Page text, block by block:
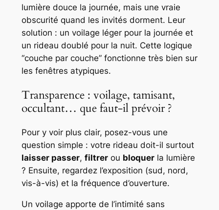
lumière douce la journée, mais une vraie
obscurité quand les invités dorment. Leur
solution : un voilage léger pour la journée et
un rideau doublé pour la nuit. Cette logique
“couche par couche” fonctionne très bien sur
les fenêtres atypiques.
Transparence : voilage, tamisant,
occultant… que faut-il prévoir ?
Pour y voir plus clair, posez-vous une
question simple : votre rideau doit-il surtout
laisser passer, filtrerou bloquerla lumière
? Ensuite, regardez l’exposition (sud, nord,
vis-à-vis) et la fréquence d’ouverture.
Un voilage apporte de l’intimité sans